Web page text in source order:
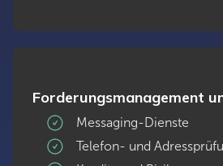
Forderungsmanagement
Messaging-Dienste
Telefon- und